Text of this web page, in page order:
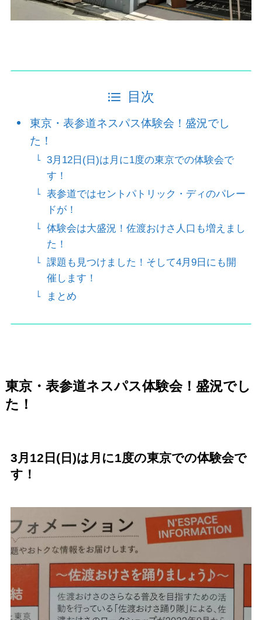
目次
東京・表参道ネスパス体験会！盛況でし
た！
3月12日(日)は月に1度の東京での体験会で
す！
表参道ではセントパトリック・ディのパレー
ドが！
体験会は大盛況！佐渡おけさ人口も増えまし
た！
課題も見つけました！そして4月9日にも開
催します！
まとめ
東京・表参道ネスパス体験会！盛況でし
た！
3月12日(日)は月に1度の東京での体験会で
す！